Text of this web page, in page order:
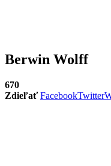
Berwin Wolff
670
Zdieľať FacebookTwitter